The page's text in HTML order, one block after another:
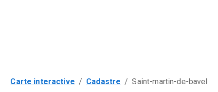
Carte interactive / Cadastre / Saint-martin-de-bavel